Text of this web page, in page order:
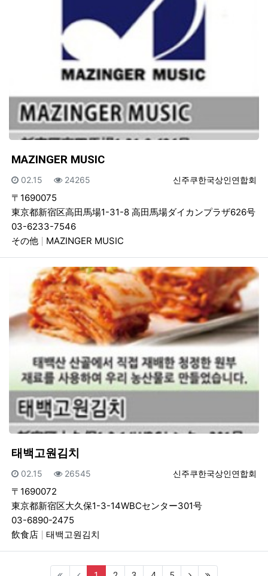
MAZINGER MUSIC
등록자
신주쿠한국상인연합회
등록일
02.15 조회
24265
〒1690075
東京都新宿区高田馬場1-31-8 高田馬場ダイカンプラザ626号
03-6233-7546
その他
MAZINGER MUSIC
태백고원김치
등록자
신주쿠한국상인연합회
등록일
02.15 조회
26545
〒1690072
東京都新宿区大久保1-3-14WBCセンター301号
03-6890-2475
飲食店
태백고원김치